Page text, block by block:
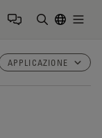
APPLICAZIONE